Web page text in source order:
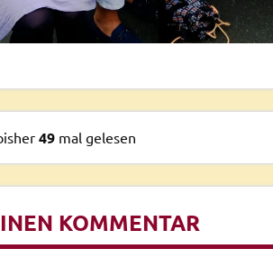
49 mal gelesen
KOMMENTAR